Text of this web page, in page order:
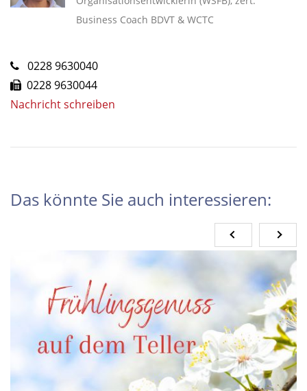
Business Coach BDVT & WCTC
0228 9630040
0228 9630044
Nachricht schreiben
Das könnte Sie auch interessieren: